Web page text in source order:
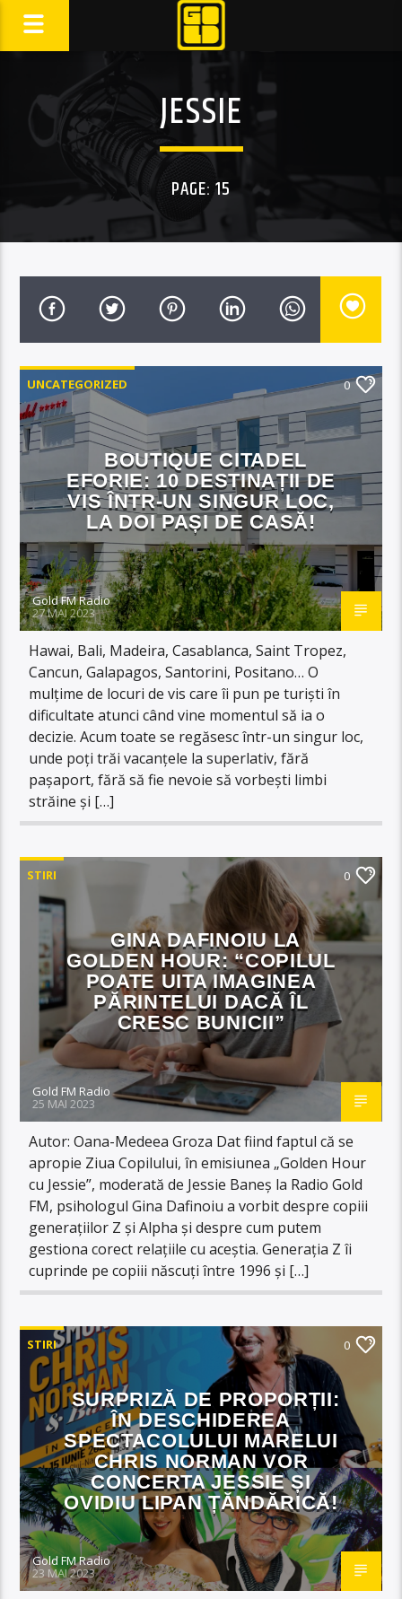
JESSIE
PAGE: 15
UNCATEGORIZED 0
BOUTIQUE CITADEL
EFORIE: 10 DESTINAȚII DE
VIS ÎNTR-UN SINGUR LOC,
LA DOI PAȘI DE CASĂ!
Gold FM Radio
27 MAI 2023
Hawai, Bali, Madeira, Casablanca, Saint Tropez,
Cancun, Galapagos, Santorini, Positano… O
mulțime de locuri de vis care îi pun pe turiști în
dificultate atunci când vine momentul să ia o
decizie. Acum toate se regăsesc într-un singur loc,
unde poți trăi vacanțele la superlativ, fără
pașaport, fără să fie nevoie să vorbești limbi
străine și […]
STIRI 0
GINA DAFINOIU LA
GOLDEN HOUR: “COPILUL
POATE UITA IMAGINEA
PĂRINTELUI DACĂ ÎL
CRESC BUNICII”
Gold FM Radio
25 MAI 2023
Autor: Oana-Medeea Groza Dat fiind faptul că se
apropie Ziua Copilului, în emisiunea „Golden Hour
cu Jessie”, moderată de Jessie Baneș la Radio Gold
FM, psihologul Gina Dafinoiu a vorbit despre copiii
generațiilor Z și Alpha și despre cum putem
gestiona corect relațiile cu aceștia. Generația Z îi
cuprinde pe copiii născuți între 1996 și […]
STIRI 0
SURPRIZĂ DE PROPORȚII:
ÎN DESCHIDEREA
SPECTACOLULUI MARELUI
CHRIS NORMAN VOR
CONCERTA JESSIE ȘI
OVIDIU LIPAN ȚĂNDĂRICĂ!
Gold FM Radio
23 MAI 2023